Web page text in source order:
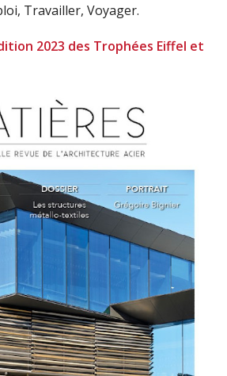
Travailler, Voyager.
2023 des Trophées Eiffel et